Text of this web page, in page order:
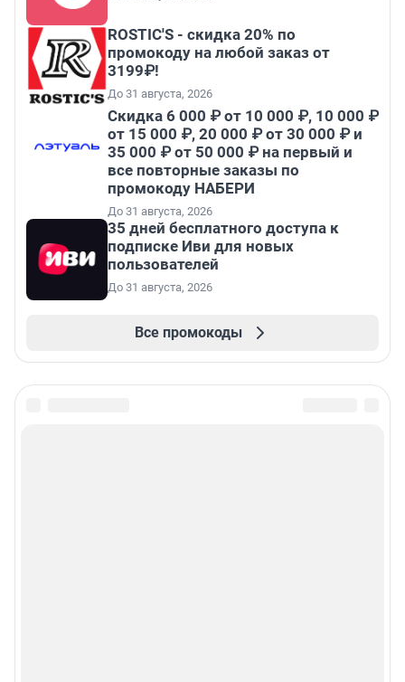
ROSTIC'S - скидка 20% по
промокоду на любой заказ от
3199₽!
До 31 августа, 2026
Скидка 6 000 ₽ от 10 000 ₽, 10 000 ₽
от 15 000 ₽, 20 000 ₽ от 30 000 ₽ и
35 000 ₽ от 50 000 ₽ на первый и
все повторные заказы по
промокоду НАБЕРИ
До 31 августа, 2026
35 дней бесплатного доступа к
подписке Иви для новых
пользователей
До 31 августа, 2026
Все промокоды